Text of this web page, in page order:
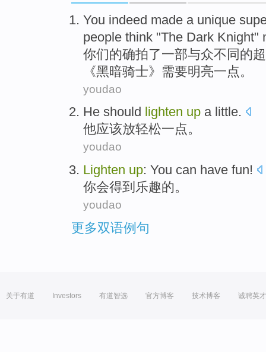
You indeed made a unique
people think "The Dark Knight"
你们的确拍了一部与众不同的
《黑暗骑士》 需要明亮一点。
youdao
He should lighten up a little.
他应该放轻松一点。
youdao
Lighten up: You can have fun!
你会得到 乐趣的。
youdao
更多双语例句
关于有道 Investors 有道智选 官方博客 技术博客 诚聘英才